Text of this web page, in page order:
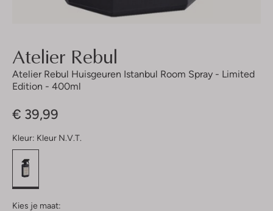
Atelier Rebul
Atelier Rebul Huisgeuren Istanbul Room Spray - Limited
Edition - 400ml
€ 39,99
Kleur: Kleur N.v.t.
Kies je maat: